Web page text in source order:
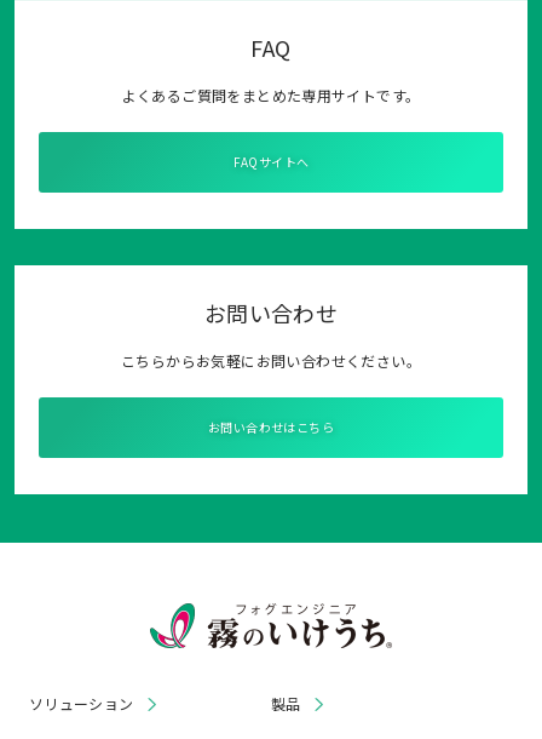
FAQ
よくあるご質問をまとめた専用サイトです。
FAQサイトへ
お問い合わせ
こちらからお気軽にお問い合わせください。
お問い合わせはこちら
ソリューション 製品